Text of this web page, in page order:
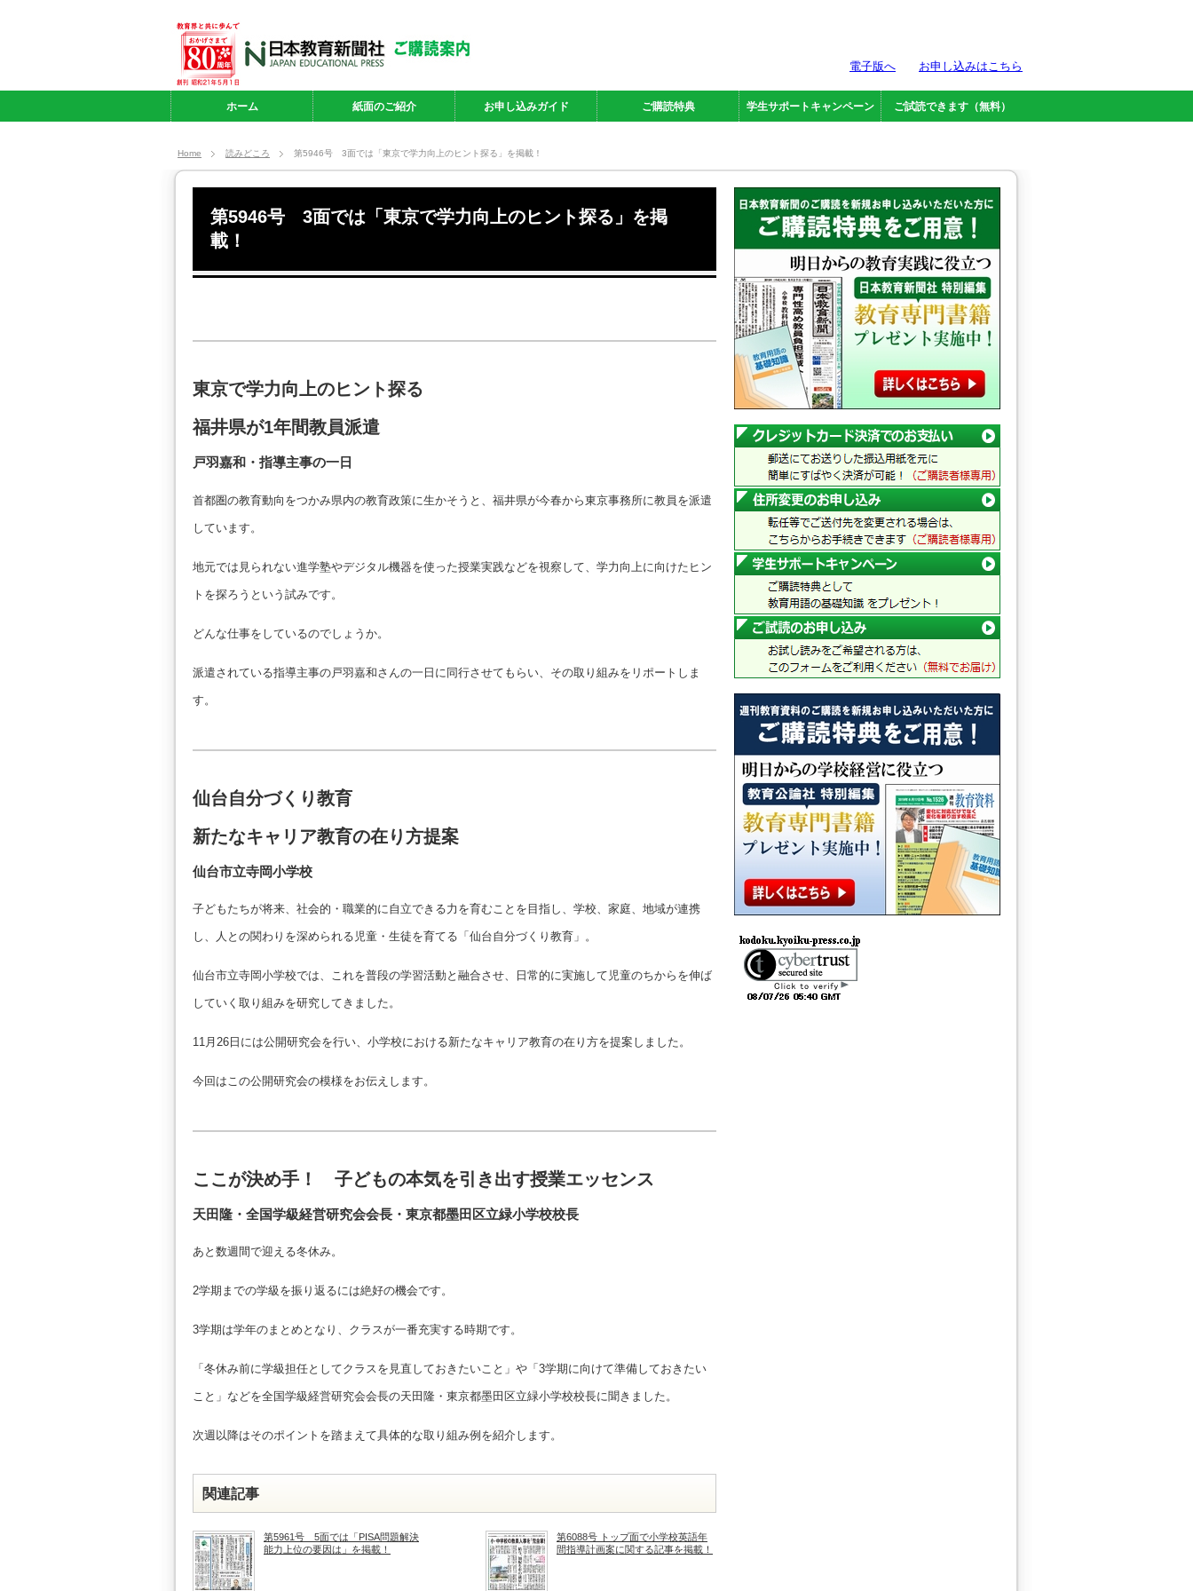
ホーム 紙面のご紹介 お申し込みガイド ご購読特典 学生サポートキャンペーン ご試読できます（無料）
電子版へ お申し込みはこちら
Home 読みどころ 第5946号 3面では「東京で学力向上のヒント探る」を掲載！
第5946号 3面では「東京で学力向上のヒント探る」を掲
載！
東京で学力向上のヒント探る
福井県が1年間教員派遣
戸羽嘉和・指導主事の一日
首都圏の教育動向をつかみ県内の教育政策に生かそうと、福井県が今春から東京事務所に教員を派遣
しています。
地元では見られない進学塾やデジタル機器を使った授業実践などを視察して、学力向上に向けたヒン
トを探ろうという試みです。
どんな仕事をしているのでしょうか。
派遣されている指導主事の戸羽嘉和さんの一日に同行させてもらい、その取り組みをリポートしま
す。
仙台自分づくり教育
新たなキャリア教育の在り方提案
仙台市立寺岡小学校
子どもたちが将来、社会的・職業的に自立できる力を育むことを目指し、学校、家庭、地域が連携
し、人との関わりを深められる児童・生徒を育てる「仙台自分づくり教育」。
仙台市立寺岡小学校では、これを普段の学習活動と融合させ、日常的に実施して児童のちからを伸ば
していく取り組みを研究してきました。
11月26日には公開研究会を行い、小学校における新たなキャリア教育の在り方を提案しました。
今回はこの公開研究会の模様をお伝えします。
ここが決め手！ 子どもの本気を引き出す授業エッセンス
天田隆・全国学級経営研究会会長・東京都墨田区立緑小学校校長
あと数週間で迎える冬休み。
2学期までの学級を振り返るには絶好の機会です。
3学期は学年のまとめとなり、クラスが一番充実する時期です。
「冬休み前に学級担任としてクラスを見直しておきたいこと」や「3学期に向けて準備しておきたい
こと」などを全国学級経営研究会会長の天田隆・東京都墨田区立緑小学校校長に聞きました。
次週以降はそのポイントを踏まえて具体的な取り組み例を紹介します。
関連記事
第5961号 5面では「PISA問題解決
能力上位の要因は」を掲載！
第6088号 トップ面で小学校英語年
間指導計画案に関する記事を掲載！